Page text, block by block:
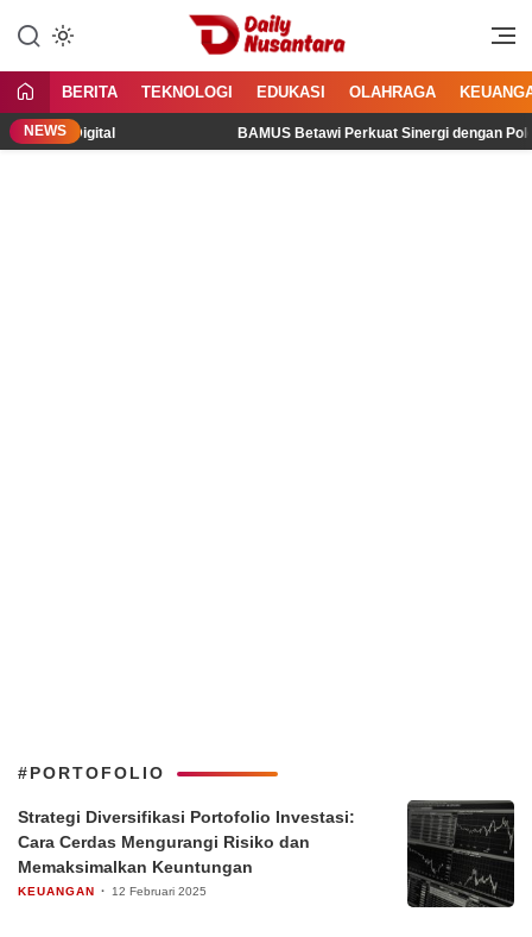
konten
Daily Nusantara
Menyajikan Fakta, Menginspirasi
BERITA TEKNOLOGI EDUKASI OLAHRAGA
NEWS
Ruang Digital BAMUS Betawi Perkuat Sinergi dengan
#PORTOFOLIO
Strategi Diversifikasi Portofolio Investasi:
Cara Cerdas Mengurangi Risiko dan
Memaksimalkan Keuntungan
KEUANGAN 12 Februari 2025